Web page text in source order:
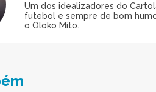
Um dos idealizadores do
futebol e sempre de bom
o Oloko Mito.